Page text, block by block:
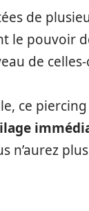
de
le pouvoir
de
ce
n’aurez